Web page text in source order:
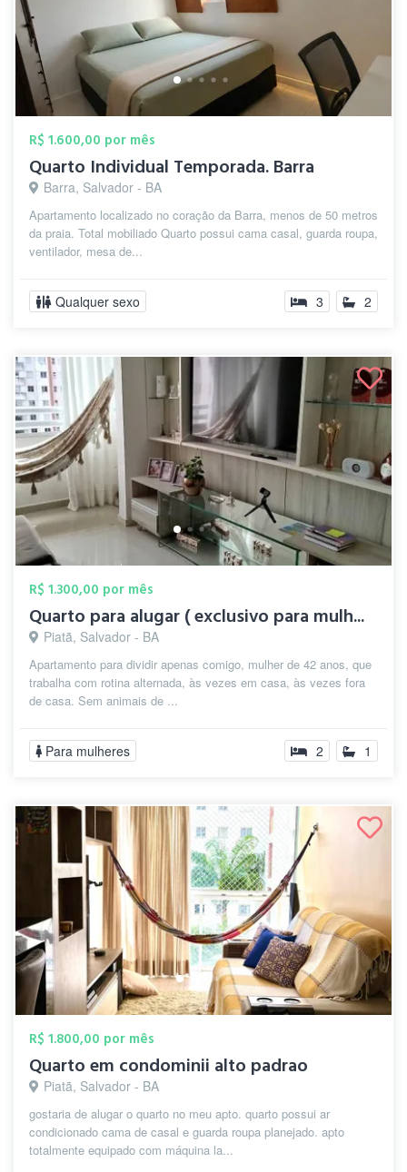
R$ 1.600,00 por mês
Quarto Individual Temporada. Barra
Barra, Salvador - BA
Apartamento localizado no coração da Barra, menos de 50 metros
da praia. Total mobiliado Quarto possui cama casal, guarda roupa,
ventilador, mesa de...
Qualquer sexo 3 2
R$ 1.300,00 por mês
Quarto para alugar ( exclusivo para mulh...
Piatã, Salvador - BA
Apartamento para dividir apenas comigo, mulher de 42 anos, que
trabalha com rotina alternada, às vezes em casa, às vezes fora
de casa. Sem animais de ...
Para mulheres 2 1
R$ 1.800,00 por mês
Quarto em condominii alto padrao
Piatã, Salvador - BA
gostaria de alugar o quarto no meu apto. quarto possui ar
condicionado cama de casal e guarda roupa planejado. apto
totalmente equipado com máquina la...